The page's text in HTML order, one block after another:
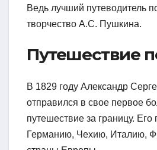
Ведь лучший путеводитель
творчество А.С. Пушкина.
Путешествие
В 1829 году Александр
отправился в свое первое
путешествие за границу. Его
Германию, Чехию, Италию,